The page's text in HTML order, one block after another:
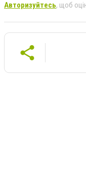
Авторизуйтесь, щоб